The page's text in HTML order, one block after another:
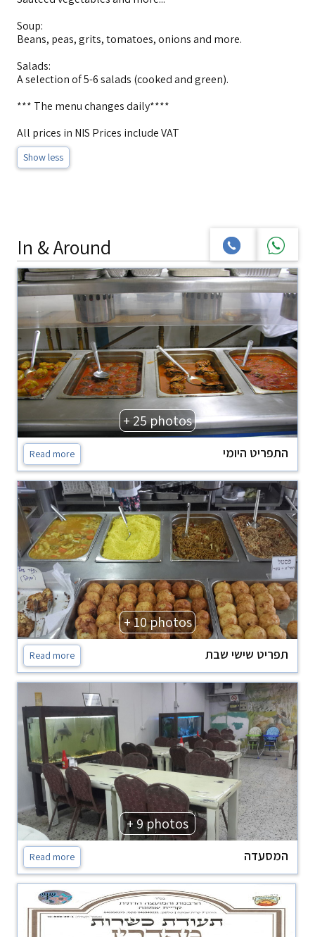
Soup:
Beans, peas, grits, tomatoes, onions and more.
Salads:
A selection of 5-6 salads (cooked and green).
*** The menu changes daily****
All prices in NIS Prices include VAT
Show less
In & Around
+ 25 photos
התפריט היומי Read more
+ 10 photos
תפריט שישי שבת Read more
+ 9 photos
המסעדה Read more